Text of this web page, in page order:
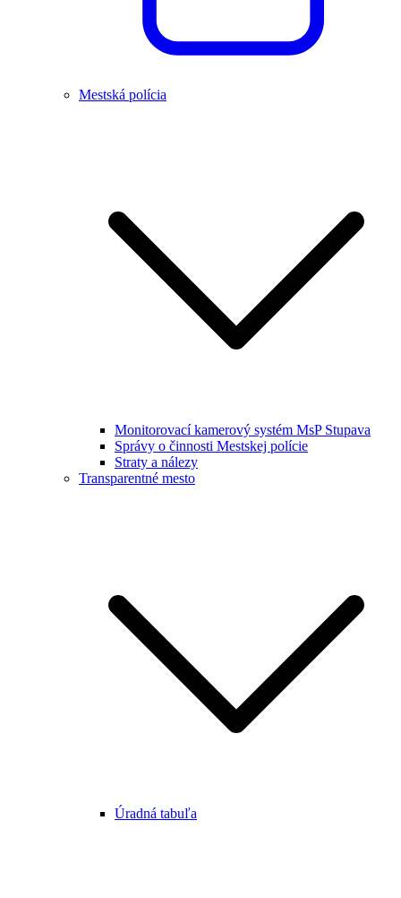
Mestská polícia
Monitorovací kamerový systém MsP Stupava
Správy o činnosti Mestskej polície
Straty a nálezy
Transparentné mesto
Úradná tabuľa